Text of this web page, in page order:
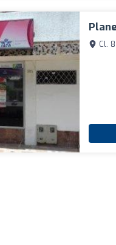
Cl.